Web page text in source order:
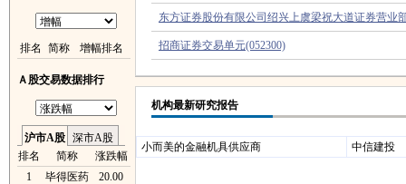
排名 简称 增幅排名
Ａ股交易数据排行
沪市A股 深市A股
排名
简称
涨跌幅
1
毕得医药
20.00
东方证券股份有限公司绍兴上虞梁祝大道证券营业
招商证券交易单元(052300)
机构最新研究报告
小而美的金融机具供应商 中信建投